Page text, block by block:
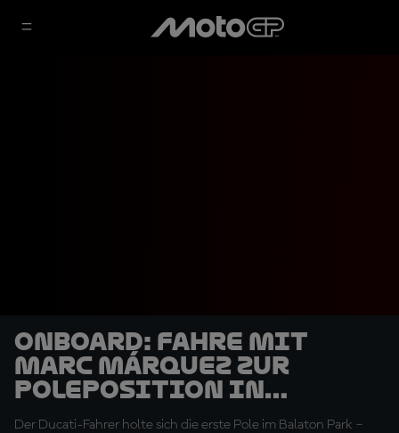
OnBoard: Fahre mit
Marc Márquez zur
Poleposition in
Balaton!
Der Ducati-Fahrer holte sich die erste Pole im Balaton Park –